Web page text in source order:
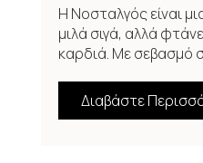
Η Νοσταλγός είναι
μιλά σιγά, αλλά
καρδιά. Με σεβασμό
Διαβάστε